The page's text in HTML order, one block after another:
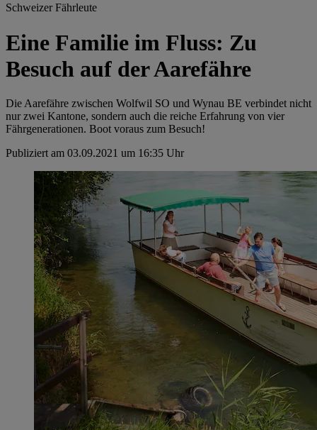
Schweizer Fährleute
Eine Familie im Fluss: Zu
Besuch auf der Aarefähre
Die Aarefähre zwischen Wolfwil SO und Wynau BE verbindet nicht
nur zwei Kantone, sondern auch die reiche Erfahrung von vier
Fährgenerationen. Boot voraus zum Besuch!
Publiziert am 03.09.2021 um 16:35 Uhr